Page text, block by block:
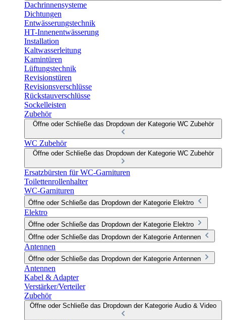
Dachrinnensysteme
Dichtungen
Entwässerungstechnik
HT-Innenentwässerung
Installation
Kaltwasserleitung
Kamintüren
Lüftungstechnik
Revisionstüren
Revisionsverschlüsse
Rückstauverschlüsse
Sockelleisten
Zubehör
Öffne oder Schließe das Dropdown der Kategorie WC Zubehör
WC Zubehör
Öffne oder Schließe das Dropdown der Kategorie WC Zubehör
Ersatzbürsten für WC-Garnituren
Toilettenrollenhalter
WC-Garnituren
Öffne oder Schließe das Dropdown der Kategorie Elektro
Elektro
Öffne oder Schließe das Dropdown der Kategorie Elektro
Öffne oder Schließe das Dropdown der Kategorie Antennen
Antennen
Öffne oder Schließe das Dropdown der Kategorie Antennen
Antennen
Kabel & Adapter
Verstärker/Verteiler
Zubehör
Öffne oder Schließe das Dropdown der Kategorie Audio & Video